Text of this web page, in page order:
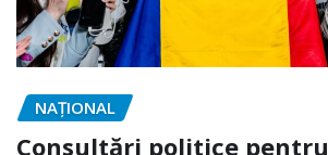
NAŢIONAL
Consultări politice pentru